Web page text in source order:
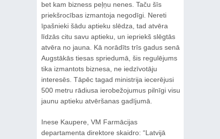
bet kam bizness peļņu nenes. Taču šīs
priekšrocības izmantoja negodīgi. Nereti
īpašnieki šādu aptieku slēdza, tad atvēra
līdzās citu savu aptieku, un iepriekš slēgtās
atvēra no jauna. Kā norādīts trīs gadus senā
Augstākās tiesas spriedumā, šis regulējums
tika izmantots biznesa, ne iedzīvotāju
interesēs. Tāpēc tagad ministrija iecerējusi
500 metru rādiusa ierobežojumus pilnīgi visu
jaunu aptieku atvēršanas gadījumā.
Inese Kaupere, VM Farmācijas
departamenta direktore skaidro: “Latvijā